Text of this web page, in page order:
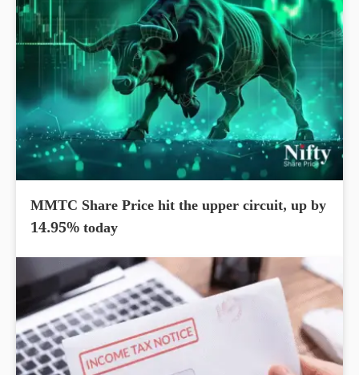
MMTC Share Price hit the upper circuit, up by
14.95% today